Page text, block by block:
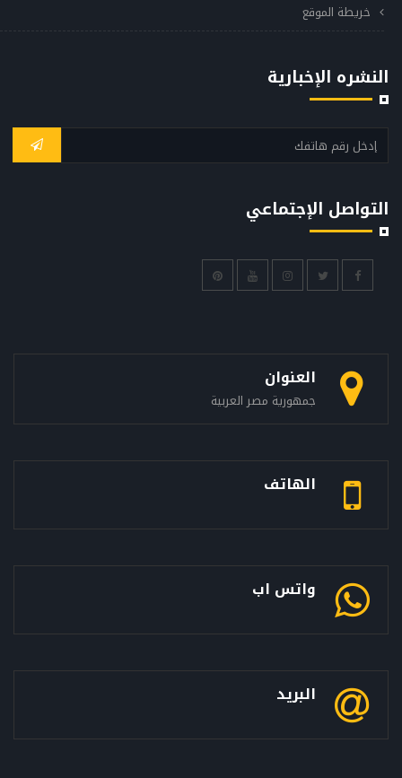
خريطة الموقع
النشره الإخبارية
التواصل الإجتماعي
العنوان
جمهورية مصر العربية
الهاتف
واتس اب
البريد